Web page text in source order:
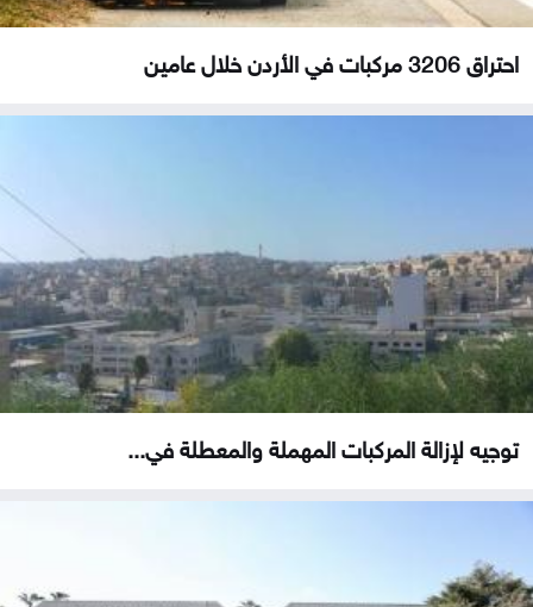
احتراق 3206 مركبات في الأردن خلال عامين
توجيه لإزالة المركبات المهملة والمعطلة في...